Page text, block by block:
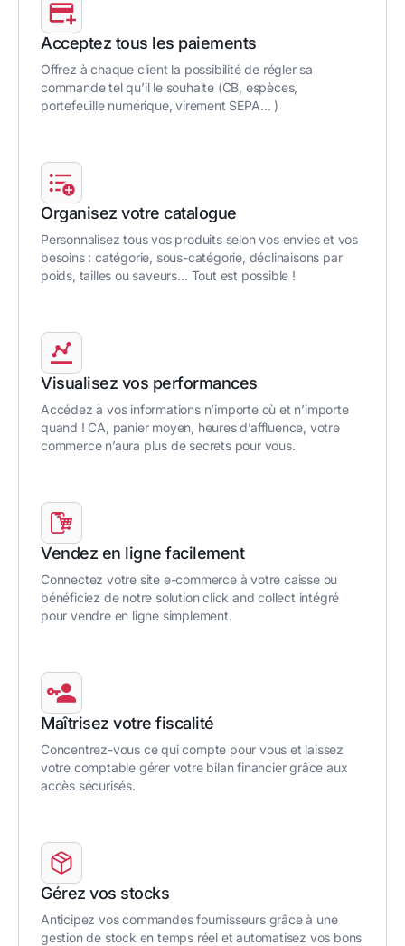
Acceptez tous les paiements
Offrez à chaque client la possibilité de régler sa
commande tel qu’il le souhaite (CB, espèces,
portefeuille numérique, virement SEPA… )
Organisez votre catalogue
Personnalisez tous vos produits selon vos envies et vos
besoins : catégorie, sous-catégorie, déclinaisons par
poids, tailles ou saveurs… Tout est possible !
Visualisez vos performances
Accédez à vos informations n’importe où et n’importe
quand ! CA, panier moyen, heures d’affluence, votre
commerce n’aura plus de secrets pour vous.
Vendez en ligne facilement
Connectez votre site e-commerce à votre caisse ou
bénéficiez de notre solution click and collect intégré
pour vendre en ligne simplement.
Maîtrisez votre fiscalité
Concentrez-vous ce qui compte pour vous et laissez
votre comptable gérer votre bilan financier grâce aux
accès sécurisés.
Gérez vos stocks
Anticipez vos commandes fournisseurs grâce à une
gestion de stock en temps réel et automatisez vos bons